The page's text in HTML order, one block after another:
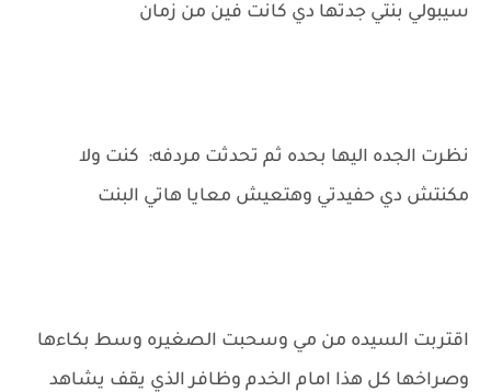
سيبولي بنتي جدتها دي كانت فين من زمان
نظرت الجده اليها بحده ثم تحدثت مردفه: كنت ولا
مكنتش دي حفيدتي وهتعيش معايا هاتي البنت
اقتربت السيده من مي وسحبت الصغيره وسط بكاءها
وصراخها كل هذا امام الخدم وظافر الذي يقف يشاهد